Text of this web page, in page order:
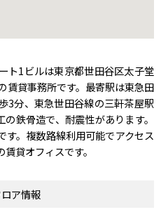
ト1ビルは東京都世田谷区太子堂
賃貸事務所です。最寄駅は東急田
3分、東急世田谷線の三軒茶屋駅
鉄骨造で、耐震性があります。
す。複数路線利用可能でアクセス
貸オフィスです。
ア情報